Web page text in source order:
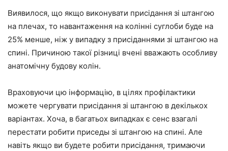
Виявилося, що якщо виконувати присідання зі штангою
на плечах, то навантаження на колінні суглоби буде на
25% менше, ніж у випадку з присіданнями зі штангою на
спині. Причиною такої різниці вчені вважають особливу
анатомічну будову колін.
Враховуючи цю інформацію, в цілях профілактики
можете чергувати присідання зі штангою в декількох
варіантах. Хоча, в багатьох випадках є сенс взагалі
перестати робити приседы зі штангою на спині. Але
навіть якщо ви будете робити присідання, тримаючи